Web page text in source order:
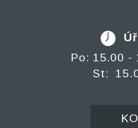
Po: 15.00 -
St: